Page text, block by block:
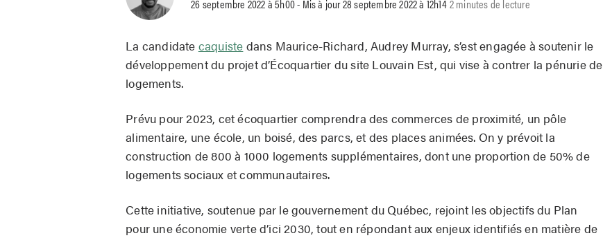
26 septembre 2022 à 5h00 - Mis à jour 28 septembre 2022 à 12h142 minutes de lecture
La candidate caquiste dans Maurice-Richard, Audrey Murray, s’est engagée à soutenir le
développement du projet d’Écoquartier du site Louvain Est, qui vise à contrer la pénurie de
logements.
Prévu pour 2023, cet écoquartier comprendra des commerces de proximité, un pôle
alimentaire, une école, un boisé, des parcs, et des places animées. On y prévoit la
construction de 800 à 1000 logements supplémentaires, dont une proportion de 50% de
logements sociaux et communautaires.
Cette initiative, soutenue par le gouvernement du Québec, rejoint les objectifs du Plan
pour une économie verte d’ici 2030, tout en répondant aux enjeux identifiés en matière de